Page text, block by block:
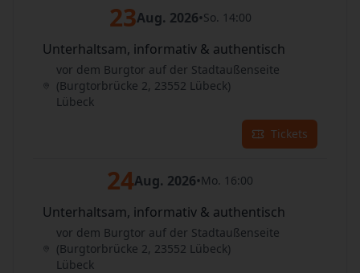
23Aug. 2026•So. 14:00
Unterhaltsam, informativ & authentisch
vor dem Burgtor auf der Stadtaußenseite
(Burgtorbrücke 2, 23552 Lübeck)
Lübeck
Tickets
24Aug. 2026•Mo. 16:00
Unterhaltsam, informativ & authentisch
vor dem Burgtor auf der Stadtaußenseite
(Burgtorbrücke 2, 23552 Lübeck)
Lübeck